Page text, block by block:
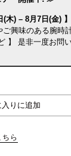
(木) – 8月7日(金) 】
ご興味のある腕時
】 是非一度お問
入りに追加
ら